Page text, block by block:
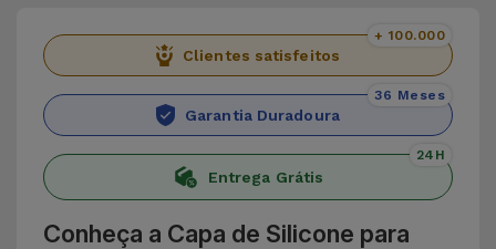
Clientes satisfeitos
+ 100.000
Garantia Duradoura
36 Meses
Entrega Grátis
24H
Conheça a Capa de Silicone para